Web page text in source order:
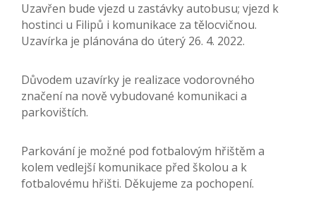
Uzavřen bude vjezd u zastávky autobusu; vjezd k
hostinci u Filipů i komunikace za tělocvičnou.
Uzavírka je plánována do úterý 26. 4. 2022.
Důvodem uzavírky je realizace vodorovného
značení na nově vybudované komunikaci a
parkovištích.
Parkování je možné pod fotbalovým hřištěm a
kolem vedlejší komunikace před školou a k
fotbalovému hřišti. Děkujeme za pochopení.